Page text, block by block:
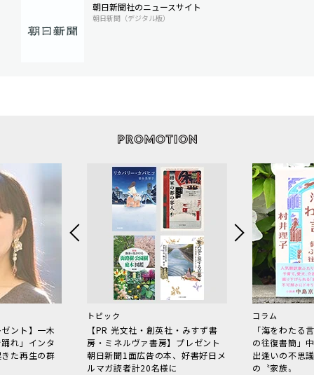
朝日新聞社のニュースサイト
朝日新聞（デジタル版）
ント】一木
れ」インタ
た再生の群
トピック
【PR 光文社・創英社・みすず書
房・ミネルヴァ書房】プレゼント
朝日新聞1面広告の本、好書好日メ
ルマガ読者計20名様に
コラム
「海をわた
の往復書簡」
出逢いの不思
の〝家族〟